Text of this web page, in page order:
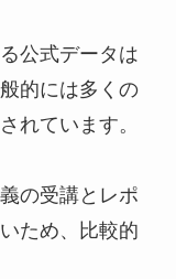
公式データは
的には多くの
れています。
の受講とレポ
ため、比較的